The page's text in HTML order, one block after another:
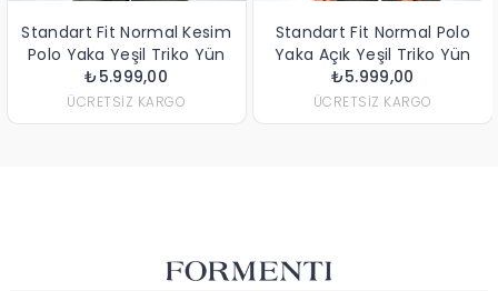
Standart Fit Normal Kesim
Polo Yaka Yeşil Triko Yün
Kazak
₺5.999,00
ÜCRETSIZ KARGO
Standart Fit Normal Polo
Yaka Açık Yeşil Triko Yün
Kazak
₺5.999,00
ÜCRETSIZ KARGO